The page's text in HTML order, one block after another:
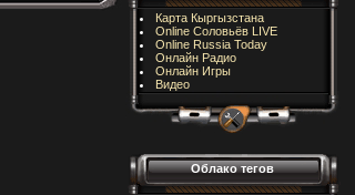
Карта Кыргызстана
Online Соловьёв LIVE
Online Russia Today
Онлайн Радио
Онлайн Игры
Видео
Облако тегов